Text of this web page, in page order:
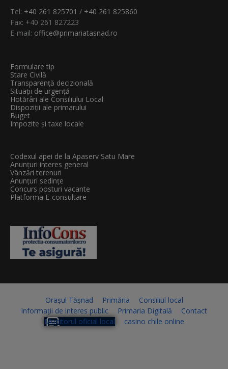
Tel: +40 261 825701 / +40 261 825860
Fax: +40 261 827223
E-mail: office@primariatasnad.ro
Formulare tip
Stare Civilă
Transparenţă decizională
Situații de urgență
Hotărâri ale Consiliului Local
Dispoziții ale primarului
Buget
Impozite și taxe locale
Codexul apei de la Apaserv Satu Mare
Anunțuri interes general
Vânzări terenuri
Anunțuri sedințe
Concurs posturi vacante
Platforma E-consultare
Orașul Tășnad Primăria
Consiliul local
Informații de interes public
Primaria Digitală
Contact
Monitorul oficial local
casino chile online